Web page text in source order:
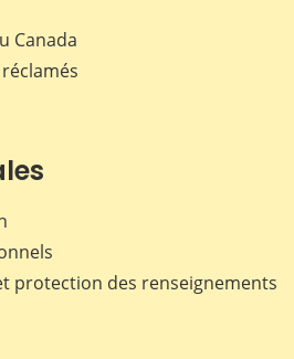
Canada
protection des renseignements